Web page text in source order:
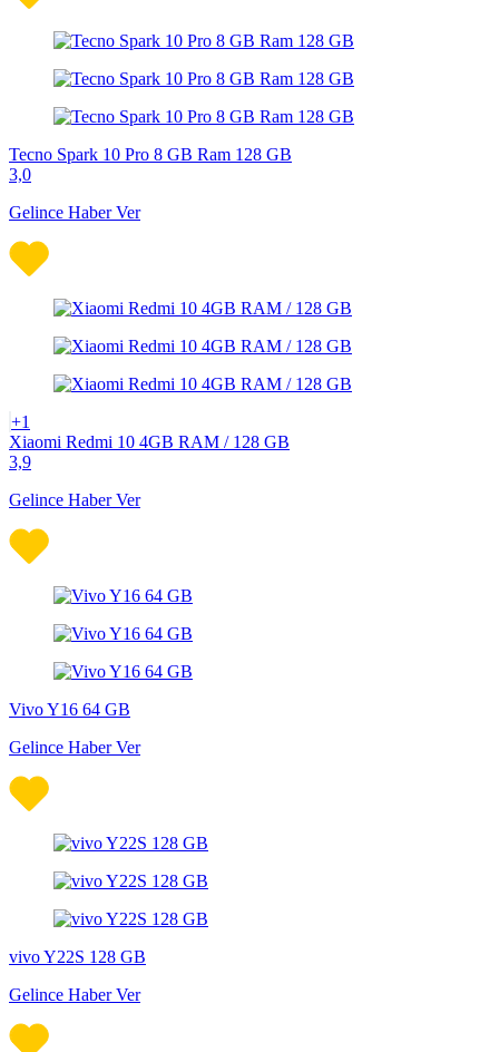
Tecno Spark 10 Pro 8 GB Ram 128 GB
3,0
Gelince Haber Ver
+1
Xiaomi Redmi 10 4GB RAM / 128 GB
3,9
Gelince Haber Ver
Vivo Y16 64 GB
Gelince Haber Ver
vivo Y22S 128 GB
Gelince Haber Ver